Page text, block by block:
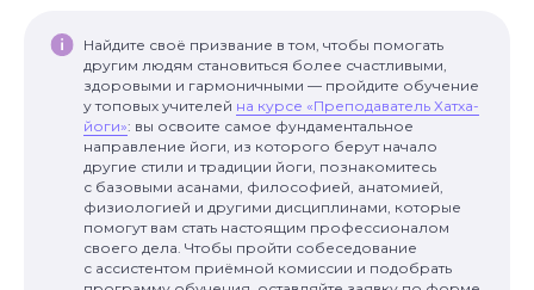
Найдите своё призвание в том, чтобы помогать
другим людям становиться более счастливыми,
здоровыми и гармоничными — пройдите обучение
у топовых учителей на курсе «Преподаватель Хатха-
йоги»: вы освоите самое фундаментальное
направление йоги, из которого берут начало
другие стили и традиции йоги, познакомитесь
с базовыми асанами, философией, анатомией,
физиологией и другими дисциплинами, которые
помогут вам стать настоящим профессионалом
своего дела. Чтобы пройти собеседование
с ассистентом приёмной комиссии и подобрать